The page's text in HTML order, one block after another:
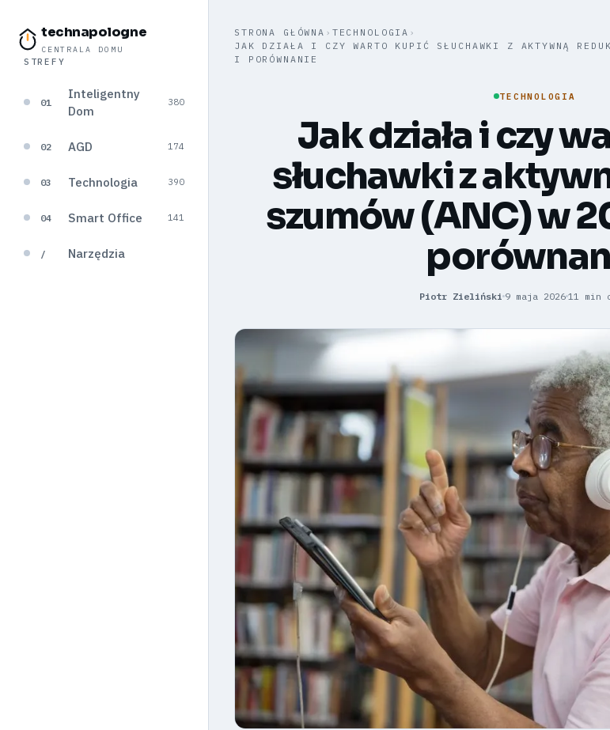
technapologne
CENTRALA DOMU
STREFY
01
Inteligentny
Dom
380
02 AGD 174
03 Technologia 390
04 Smart Office 141
/ Narzędzia
STRONA GŁÓWNA › TECHNOLOGIA ›
JAK DZIAŁA I CZY WARTO KUPIĆ SŁUCHAWKI Z AKTYWNĄ
I PORÓWNANIE
TECHNOLOGIA
Jak działa i czy
słuchawki z
szumów (ANC) w
Piotr Zieliński 9 maja 2026 11 min